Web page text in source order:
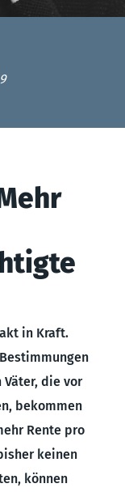
in Kraft.
die vor
bekommen
Rente pro
keinen
können